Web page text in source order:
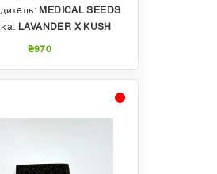
MEDICAL SEEDS
LAVANDER X KUSH
₴970